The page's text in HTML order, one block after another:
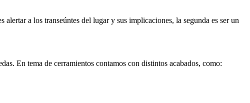
a los transeúntes del lugar y sus implicaciones, la segunda es ser un
En tema de cerramientos contamos con distintos acabados, como: